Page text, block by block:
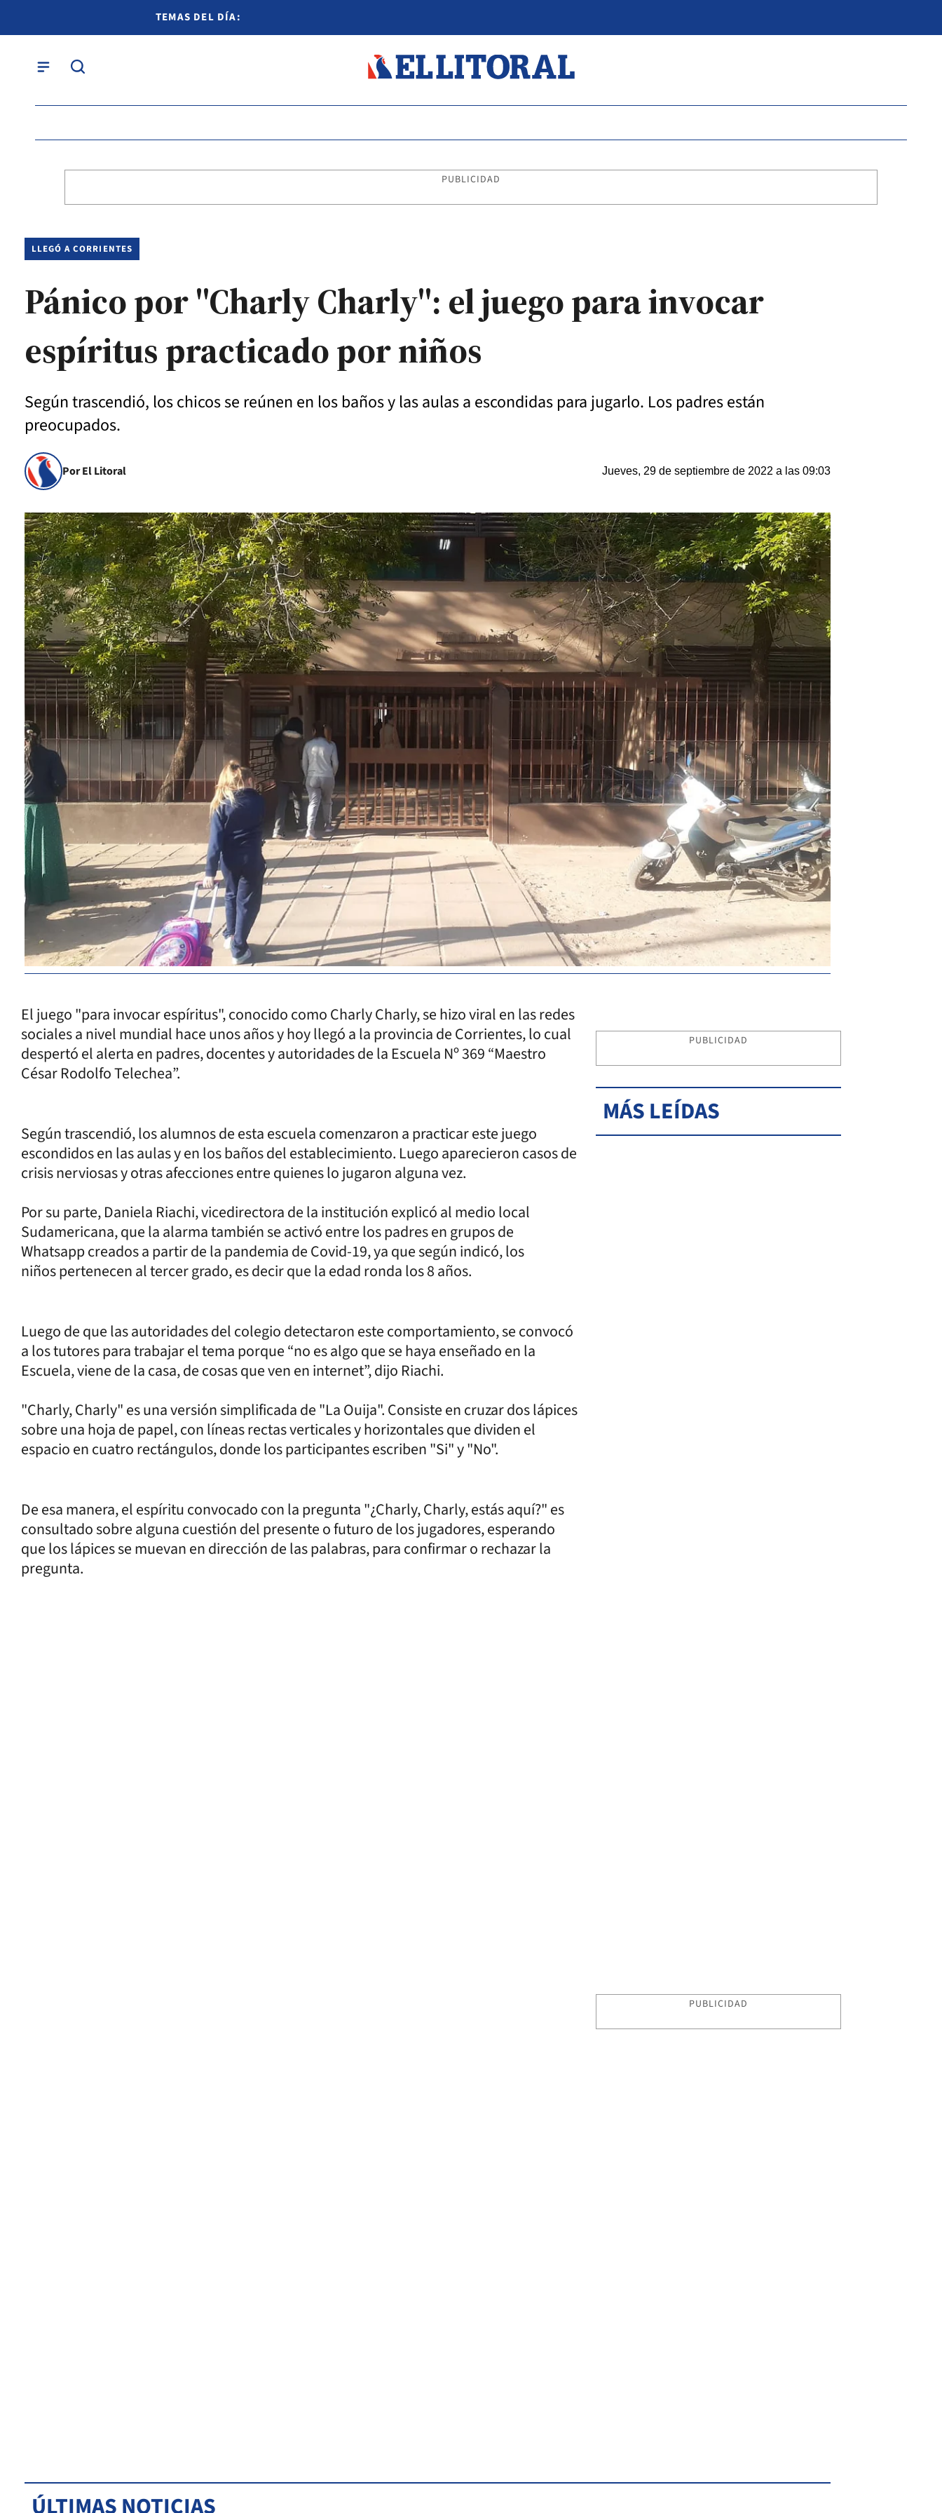
TEMAS DEL DÍA:
PUBLICIDAD
LLEGÓ A CORRIENTES
Pánico por "Charly Charly": el juego para invocar
espíritus practicado por niños
Según trascendió, los chicos se reúnen en los baños y las aulas a escondidas para jugarlo. Los padres están
preocupados.
Por El Litoral Jueves, 29 de septiembre de 2022 a las 09:03
El juego "para invocar espíritus", conocido como Charly Charly, se hizo viral en las redes
sociales a nivel mundial hace unos años y hoy llegó a la provincia de Corrientes, lo cual
despertó el alerta en padres, docentes y autoridades de la Escuela Nº 369 “Maestro
César Rodolfo Telechea”.
Según trascendió, los alumnos de esta escuela comenzaron a practicar este juego
escondidos en las aulas y en los baños del establecimiento. Luego aparecieron casos de
crisis nerviosas y otras afecciones entre quienes lo jugaron alguna vez.
Por su parte, Daniela Riachi, vicedirectora de la institución explicó al medio local
Sudamericana, que la alarma también se activó entre los padres en grupos de
Whatsapp creados a partir de la pandemia de Covid-19, ya que según indicó, los
niños pertenecen al tercer grado, es decir que la edad ronda los 8 años.
Luego de que las autoridades del colegio detectaron este comportamiento, se convocó
a los tutores para trabajar el tema porque “no es algo que se haya enseñado en la
Escuela, viene de la casa, de cosas que ven en internet”, dijo Riachi.
"Charly, Charly" es una versión simplificada de "La Ouija". Consiste en cruzar dos lápices
sobre una hoja de papel, con líneas rectas verticales y horizontales que dividen el
espacio en cuatro rectángulos, donde los participantes escriben "Si" y "No".
De esa manera, el espíritu convocado con la pregunta "¿Charly, Charly, estás aquí?" es
consultado sobre alguna cuestión del presente o futuro de los jugadores, esperando
que los lápices se muevan en dirección de las palabras, para confirmar o rechazar la
pregunta.
PUBLICIDAD
MÁS LEÍDAS
PUBLICIDAD
ÚLTIMAS NOTICIAS